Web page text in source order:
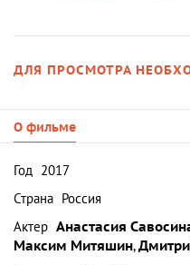
ДЛЯ ПРОСМОТРА
О фильме
Год 2017
Страна Россия
Актер Анастасия
Максим Митяшин,